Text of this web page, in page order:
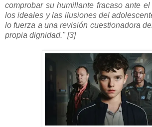
comprobar su humillante fracaso ante
los ideales y las ilusiones del
lo fuerza a una revisión cuestionadora
propia dignidad." [3]